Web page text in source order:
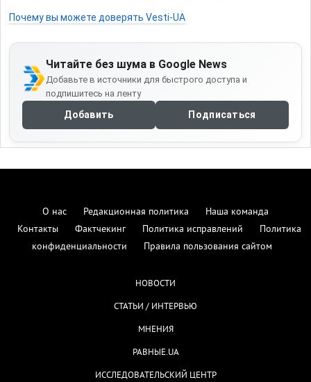
Почему вы можете доверять Vesti-UA
Читайте без шума в Google News
Добавьте в источники для быстрого доступа и
подпишитесь на ленту
Добавить Подписаться
О нас Редакционная политика
Наша команда
Контакты
Фактчекинг Политика исправлений
Политика
конфиденциальности
Правила пользования сайтом
НОВОСТИ
СТАТЬИ / ИНТЕРВЬЮ
МНЕНИЯ
РАВНЫЕ.UA
ИССЛЕДОВАТЕЛЬСКИЙ ЦЕНТР